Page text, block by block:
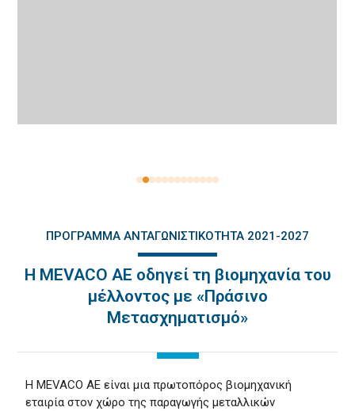
ΠΡΌΓΡΑΜΜΑ ΑΝΤΑΓΩΝΙΣΤΙΚΌΤΗΤΑ 2021-2027
Η MEVACO ΑΕ οδηγεί τη βιομηχανία του
μέλλοντος με «Πράσινο
Μετασχηματισμό»
Η MEVACO ΑΕ είναι μια πρωτοπόρος βιομηχανική
εταιρία στον χώρο της παραγωγής μεταλλικών